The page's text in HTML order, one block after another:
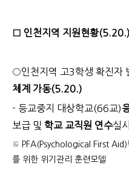
□ 인천지역 지원현황(5.20.)
○인천지역 고3학생 확진자
체계 가동(5.20.)
- 등교중지 대상학교(66교)
보급 및 학교 교직원 연수실시
※ PFA(Psychological First Aid)
를 위한 위기관리 훈련모델